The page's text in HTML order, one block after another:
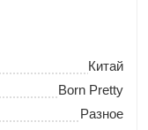
Китай
Born Pretty
Разное